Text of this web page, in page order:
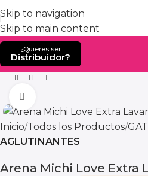
Skip to navigation
Skip to main content
¿Quieres ser
Distribuidor?
Home Producto
Inicio Todos los Productos
AGLUTINANTES
Arena Michi Love Extra